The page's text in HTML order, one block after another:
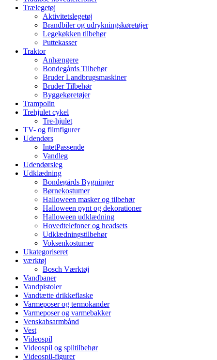
Trælegetøj
Aktivitetslegetøj
Brandbiler og udrykningskøretøjer
Legekøkken tilbehør
Puttekasser
Traktor
Anhængere
Bondegårds Tilbehør
Bruder Landbrugsmaskiner
Bruder Tilbehør
Byggekøretøjer
Trampolin
Trehjulet cykel
Tre-hjulet
TV- og filmfigurer
Udendørs
IntetPassende
Vandleg
Udendørsleg
Udklædning
Bondegårds Bygninger
Børnekostumer
Halloween masker og tilbehør
Halloween pynt og dekorationer
Halloween udklædning
Hovedtelefoner og headsets
Udklædningstilbehør
Voksenkostumer
Ukategoriseret
værktøj
Bosch Værktøj
Vandbaner
Vandpistoler
Vandtætte drikkeflaske
Varmeposer og termokander
Varmeposer og varmebakker
Venskabsarmbånd
Vest
Videospil
Videospil og spiltilbehør
Videospil-figurer